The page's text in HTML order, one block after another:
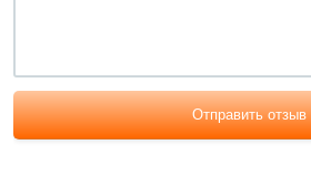
Отправить отзыв